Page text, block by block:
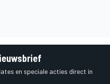
en speciale acties direct in